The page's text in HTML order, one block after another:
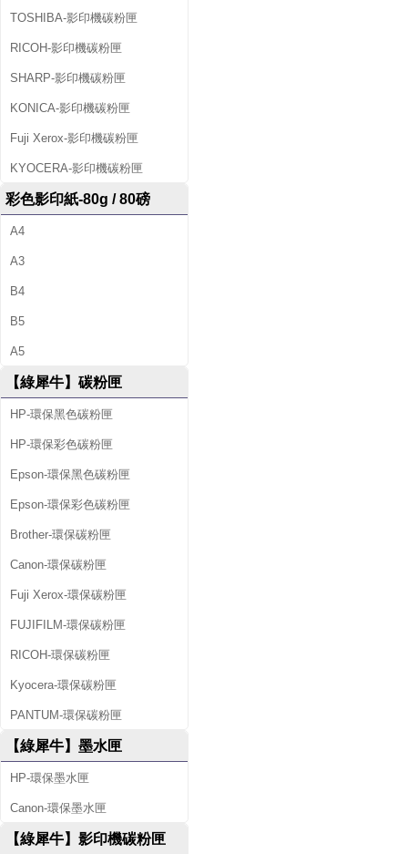
影
印
機
租
及
回
收
空
匣
服
務
TOSHIBA-影印機碳粉匣
RICOH-影印機碳粉匣
SHARP-影印機碳粉匣
KONICA-影印機碳粉匣
Fuji Xerox-影印機碳粉匣
KYOCERA-影印機碳粉匣
彩色影印紙-80g / 80磅
A4
A3
B4
B5
A5
【綠犀牛】碳粉匣
HP-環保黑色碳粉匣
HP-環保彩色碳粉匣
Epson-環保黑色碳粉匣
Epson-環保彩色碳粉匣
Brother-環保碳粉匣
Canon-環保碳粉匣
Fuji Xerox-環保碳粉匣
FUJIFILM-環保碳粉匣
RICOH-環保碳粉匣
Kyocera-環保碳粉匣
PANTUM-環保碳粉匣
【綠犀牛】墨水匣
HP-環保墨水匣
Canon-環保墨水匣
【綠犀牛】影印機碳粉匣